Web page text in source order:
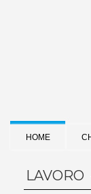
HOME
LAVORO